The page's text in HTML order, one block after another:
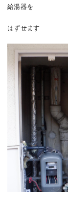
給湯器を
はずせます